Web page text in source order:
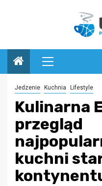
Menu
główne
Jedzenie Kuchnia Lifestyle
Kulinarna
przegląd
kuchni